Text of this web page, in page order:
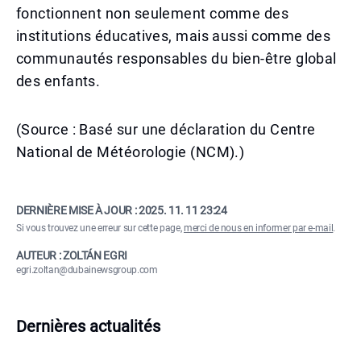
fonctionnent non seulement comme des
institutions éducatives, mais aussi comme des
communautés responsables du bien-être global
des enfants.
(Source : Basé sur une déclaration du Centre
National de Météorologie (NCM).)
DERNIÈRE MISE À JOUR :2025. 11. 11 23:24
Si vous trouvez une erreur sur cette page,merci de nous en informer par e-mail .
AUTEUR : ZOLTÁN EGRI
egri.zoltan@dubainewsgroup.com
Dernières actualités